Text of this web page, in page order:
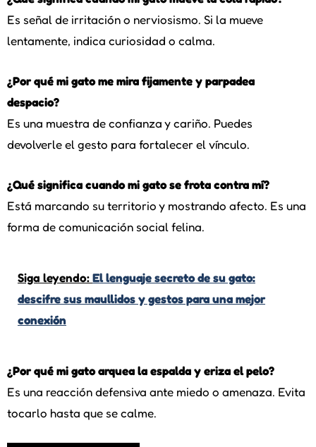
Es señal de irritación o nerviosismo. Si la mueve
lentamente, indica curiosidad o calma.
¿Por qué mi gato me mira fijamente y parpadea
despacio?
Es una muestra de confianza y cariño. Puedes
devolverle el gesto para fortalecer el vínculo.
¿Qué significa cuando mi gato se frota contra mí?
Está marcando su territorio y mostrando afecto. Es una
forma de comunicación social felina.
Siga leyendo:El lenguaje secreto de su gato:
descifre sus maullidos y gestos para una mejor
conexión
¿Por qué mi gato arquea la espalda y eriza el pelo?
Es una reacción defensiva ante miedo o amenaza. Evita
tocarlo hasta que se calme.